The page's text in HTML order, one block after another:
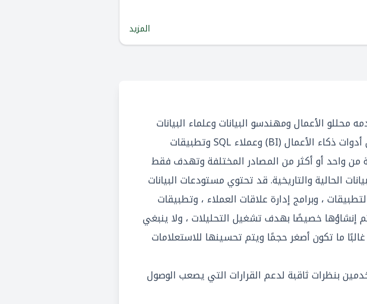
المزيد
محللو الأعمال ومهندسو البيانات وعلماء البيانات
أدوات ذكاء الأعمال (BI)
وعملاء SQL وتطبيقات
من واحد أو أكثر من المصادر المختلفة وتهدف فقط
الحالية والتاريخية. قد تحتوي مستودعات البيانات
، وبرامج إدارة علاقات العملاء ، وتطبيقات
تم إنشاؤها خصيصًا بهدف تشغيل التحليلات ، ولا ينبغي
ما تكون أصغر حجمًا ويتم تحسينها للاستعلامات
بنظرات ثاقبة لدعم القرارات التي يصعب الوصول